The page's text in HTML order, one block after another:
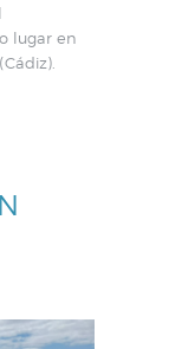
lugar en